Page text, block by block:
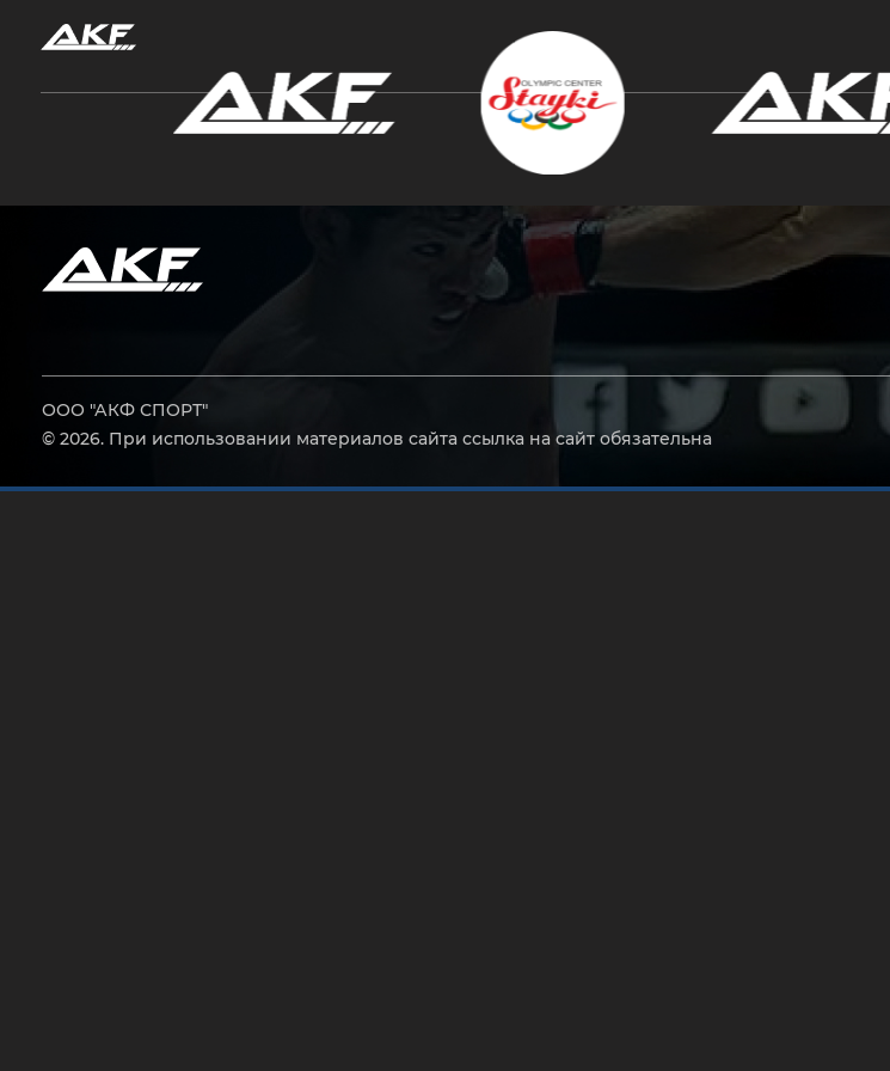
ООО "АКФ СПОРТ"
© 2026. При использовании материалов сайта ссылка на сайт обязательна
Нажмите Enter для поиска или Esc, чтобы закрыть